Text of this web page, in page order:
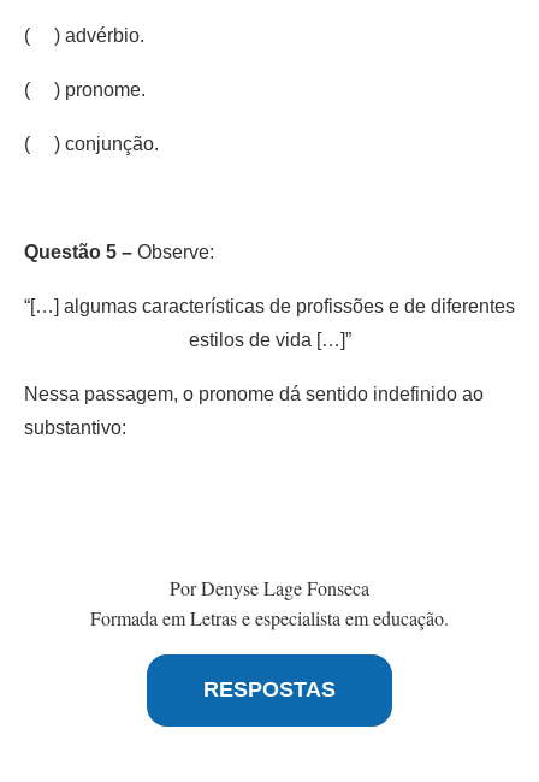
( ) advérbio.
( ) pronome.
( ) conjunção.
Questão 5 – Observe:
“[…] algumas características de profissões e de diferentes
estilos de vida […]”
Nessa passagem, o pronome dá sentido indefinido ao
substantivo:
Por Denyse Lage Fonseca
Formada em Letras e especialista em educação.
RESPOSTAS